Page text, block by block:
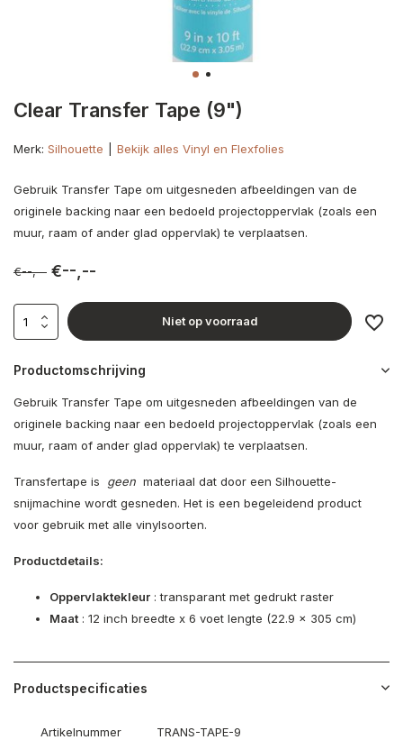
Clear Transfer Tape (9")
Merk: Silhouette Bekijk alles Vinyl en Flexfolies
Gebruik Transfer Tape om uitgesneden afbeeldingen van de
originele backing naar een bedoeld projectoppervlak (zoals een
muur, raam of ander glad oppervlak) te verplaatsen.
€--,-- €--,--
Niet op voorraad
Productomschrijving
Gebruik Transfer Tape om uitgesneden afbeeldingen van de
originele backing naar een bedoeld projectoppervlak (zoals een
muur, raam of ander glad oppervlak) te verplaatsen.
Transfertape is geen materiaal dat door een Silhouette-
snijmachine wordt gesneden. Het is een begeleidend product
voor gebruik met alle vinylsoorten.
Productdetails:
Oppervlaktekleur : transparant met gedrukt raster
Maat : 12 inch breedte x 6 voet lengte (22.9 x 305 cm)
Productspecificaties
Artikelnummer TRANS-TAPE-9